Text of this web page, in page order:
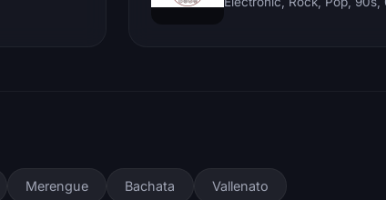
Merengue Bachata Vallenato